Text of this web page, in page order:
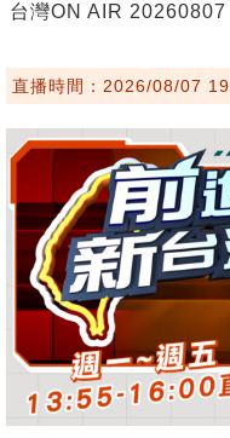
台灣ON AIR 20260807
直播時間：2026/08/07